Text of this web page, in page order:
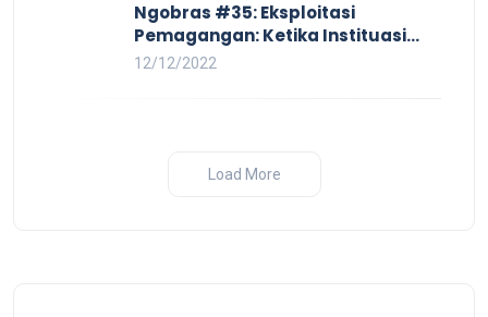
Ngobras #35: Eksploitasi
Pemagangan: Ketika Instituasi
Pendidikan Tunduk pada Hilir
12/12/2022
Load More